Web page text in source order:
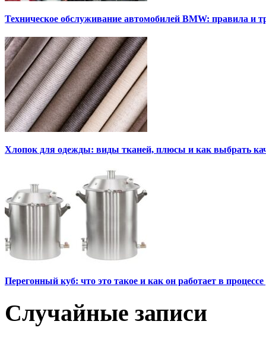
Техническое обслуживание автомобилей BMW: правила и
Хлопок для одежды: виды тканей, плюсы и как выбрать
Перегонный куб: что это такое и как он работает в
Случайные записи